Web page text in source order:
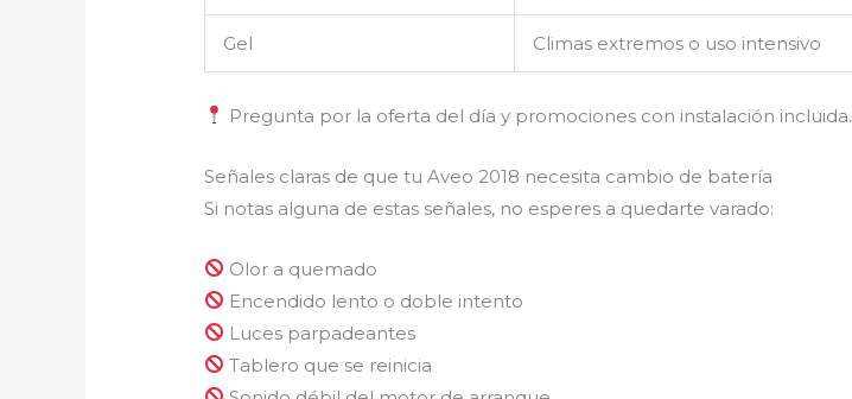
Gel Climas extremos o uso intensivo
Pregunta por la oferta del día y promociones con instalación incluida.
Señales claras de que tu Aveo 2018 necesita cambio de batería
Si notas alguna de estas señales, no esperes a quedarte varado:
Olor a quemado
Encendido lento o doble intento
Luces parpadeantes
Tablero que se reinicia